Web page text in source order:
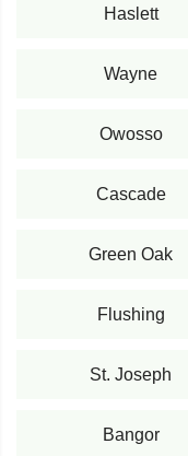
Haslett
Wayne
Owosso
Cascade
Green Oak
Flushing
St. Joseph
Bangor